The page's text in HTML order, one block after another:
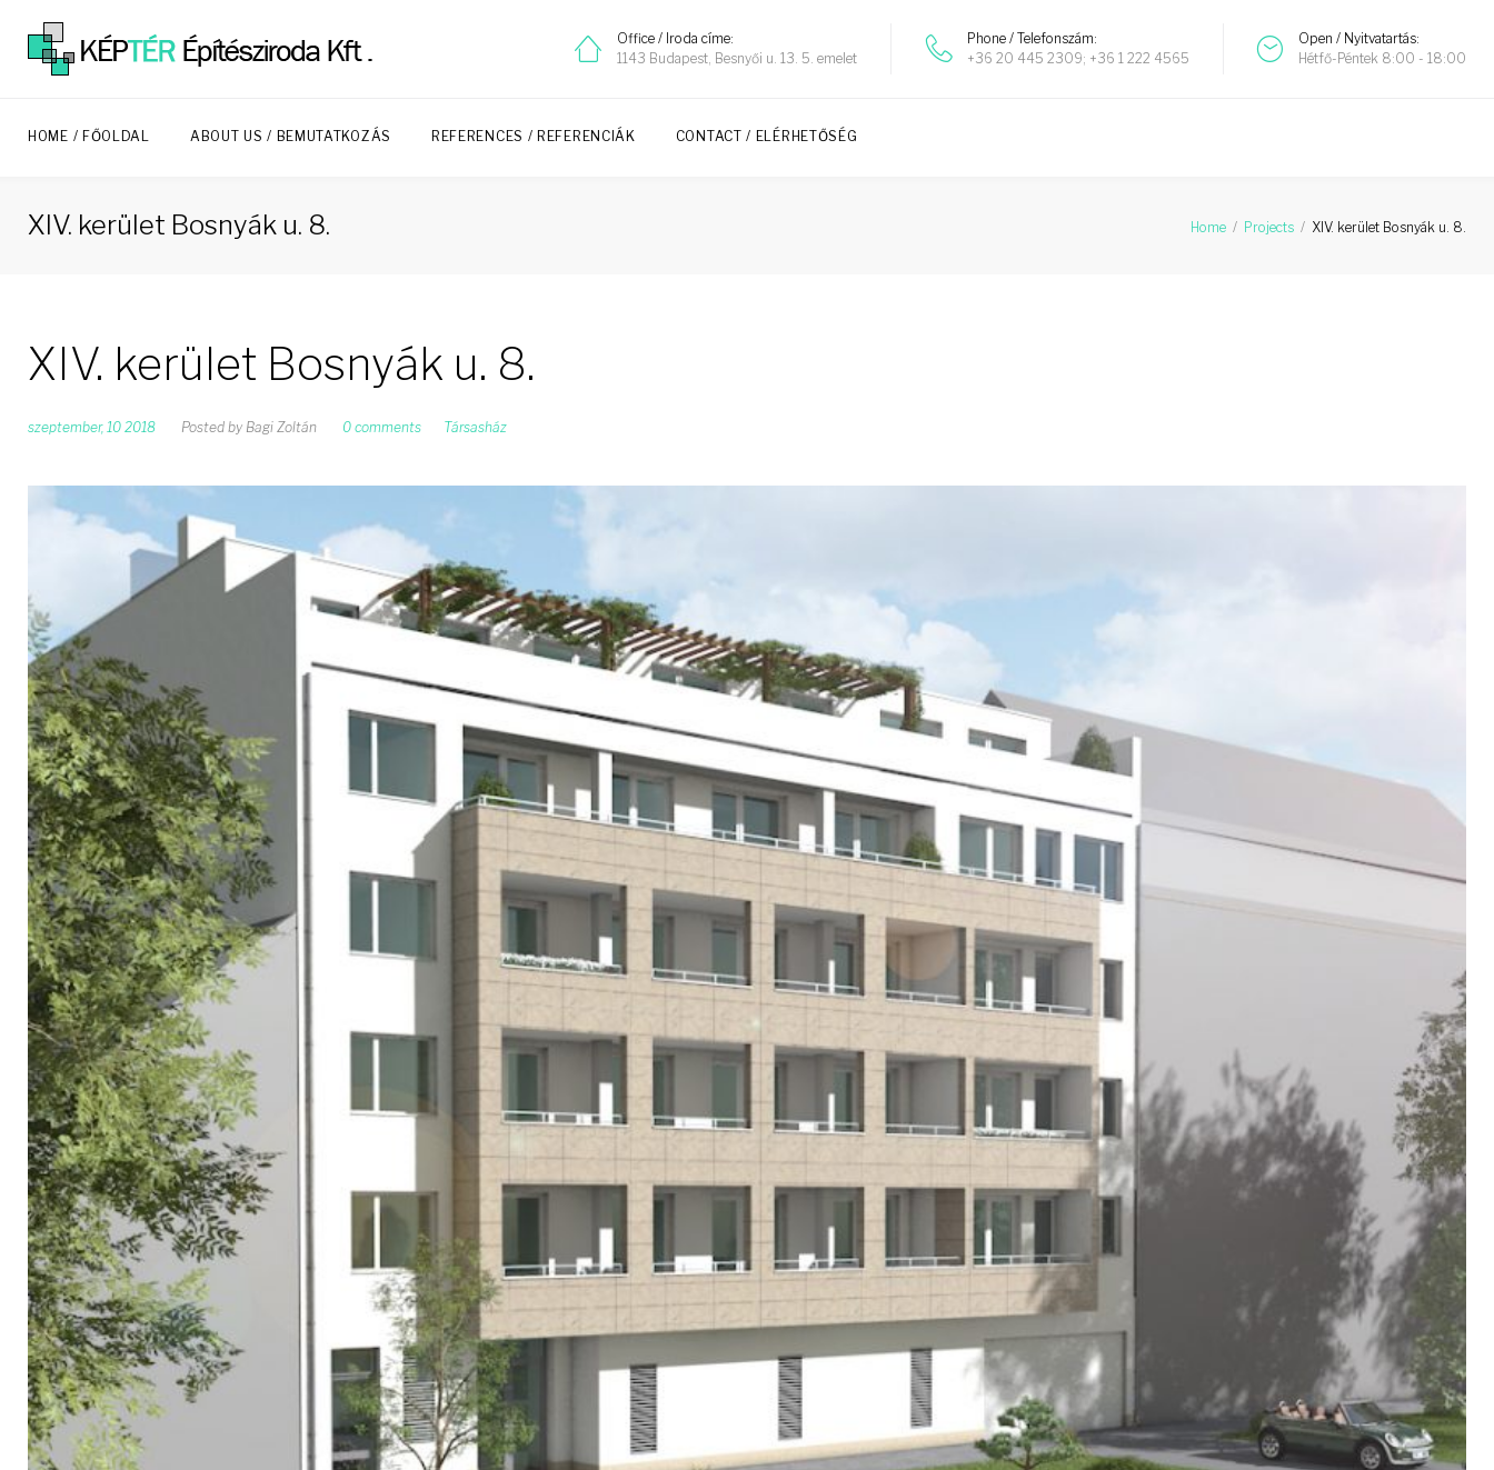
Office / Iroda címe:
1143 Budapest, Besnyői u. 13. 5. emelet
Phone / Telefonszám:
+36 20 445 2309; +36 1 222 4565
Open / Nyitvatartás:
Hétfő-Péntek 8:00 - 18:00
HOME / FŐOLDAL ABOUT US / BEMUTATKOZÁS REFERENCES / REFERENCIÁK CONTACT / ELÉRHETŐSÉG
XIV. kerület Bosnyák u. 8. Home / Projects / XIV. kerület Bosnyák u. 8.
XIV. kerület Bosnyák u. 8.
szeptember, 10 2018 Posted by Bagi Zoltán 0 comments Társasház